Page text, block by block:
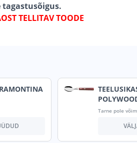
tagastusõigus.
TELLITAV TOODE
Tarne pole